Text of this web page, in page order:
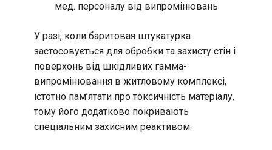
мед. персоналу від випромінювань
У разі, коли баритовая штукатурка
застосовується для обробки та захисту стін і
поверхонь від шкідливих гамма-
випромінювання в житловому комплексі,
істотно пам’ятати про токсичність матеріалу,
тому його додатково покривають
спеціальним захисним реактивом.